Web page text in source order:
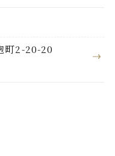
町2-20-20